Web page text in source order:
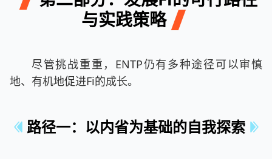
与实践策略
尽管挑战重重，ENTP仍有多种途径可以审慎
地、有机地促进Fi的成长。
路径一：以内省为基础的自我探索